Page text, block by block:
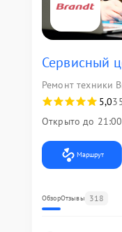
Сервисный
Ремонт техники
5,0
Открыто до 21:00
Маршрут
ОбзорОтзывы 318